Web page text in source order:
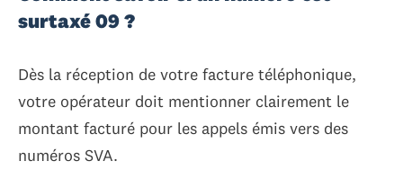
surtaxé 09 ?
Dès la réception de votre facture téléphonique,
votre opérateur doit mentionner clairement le
montant facturé pour les appels émis vers des
numéros SVA.